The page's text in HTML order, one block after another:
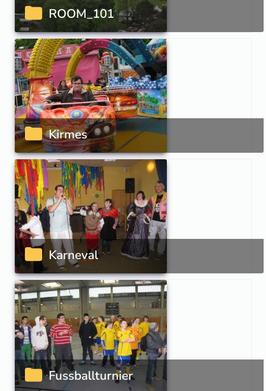
ROOM_101
Kirmes
Karneval
Fussballturnier